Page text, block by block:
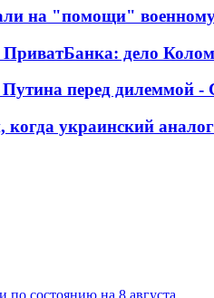
на "помощи"
ПриватБанка: дело
Путина перед дилеммой
когда украинский